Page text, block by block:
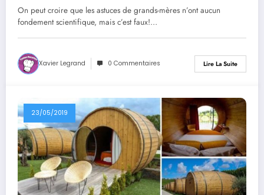
On peut croire que les astuces de grands-mères n’ont aucun
fondement scientifique, mais c’est faux!…
Xavier Legrand 0 Commentaires Lire La Suite
23/05/2019